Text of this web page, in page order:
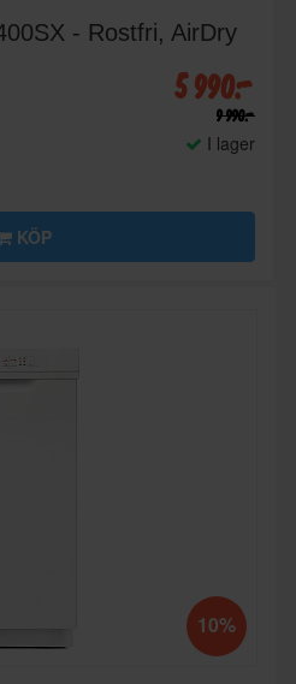
- Rostfri, AirDry
5 990:-
9 990:-
I lager
KÖP
10%